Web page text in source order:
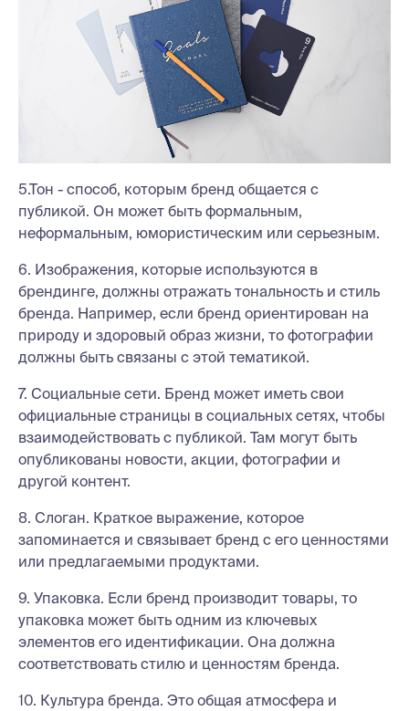
5.Тон - способ, которым бренд общается с
публикой. Он может быть формальным,
неформальным, юмористическим или серьезным.
6. Изображения, которые используются в
брендинге, должны отражать тональность и стиль
бренда. Например, если бренд ориентирован на
природу и здоровый образ жизни, то фотографии
должны быть связаны с этой тематикой.
7. Социальные сети. Бренд может иметь свои
официальные страницы в социальных сетях, чтобы
взаимодействовать с публикой. Там могут быть
опубликованы новости, акции, фотографии и
другой контент.
8. Слоган. Краткое выражение, которое
запоминается и связывает бренд с его ценностями
или предлагаемыми продуктами.
9. Упаковка. Если бренд производит товары, то
упаковка может быть одним из ключевых
элементов его идентификации. Она должна
соответствовать стилю и ценностям бренда.
10. Культура бренда. Это общая атмосфера и